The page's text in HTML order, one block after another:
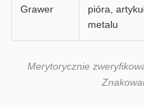
Grawer
pióra,
metalu
Merytorycznie